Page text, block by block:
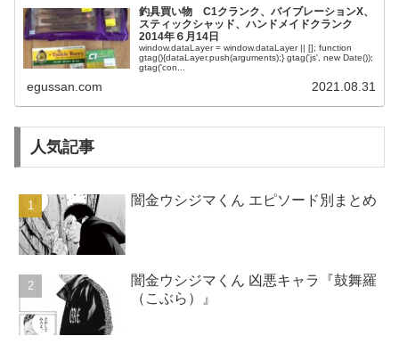
釣具買い物 C1クランク、バイブレーションX、
スティックシャッド、ハンドメイドクランク
2014年６月14日
window.dataLayer = window.dataLayer || []; function
gtag(){dataLayer.push(arguments);} gtag('js', new Date());
gtag('con...
egussan.com 2021.08.31
人気記事
闇金ウシジマくん エピソード別まとめ
闇金ウシジマくん 凶悪キャラ『鼓舞羅
（こぶら）』